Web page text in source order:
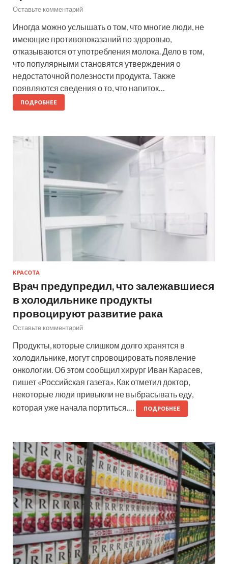
Оставьте комментарий
Иногда можно услышать о том, что многие люди, не
имеющие противопоказаний по здоровью,
отказываются от употребления молока. Дело в том,
что популярными становятся утверждения о
недостаточной полезности продукта. Также
появляются сведения о то, что напиток…
ПОДРОБНЕЕ
КРАСОТА
Врач предупредил, что залежавшиеся
в холодильнике продукты
провоцируют развитие рака
Оставьте комментарий
Продукты, которые слишком долго хранятся в
холодильнике, могут спровоцировать появление
онкологии. Об этом сообщил хирург Иван Карасев,
пишет «Российская газета». Как отметил доктор,
некоторые люди привыкли не выбрасывать еду,
которая уже начала портиться.…
ПОДРОБНЕЕ